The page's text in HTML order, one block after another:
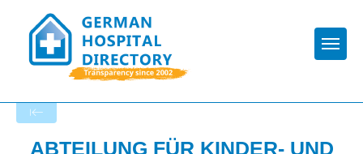
ABTEILUNG FÜR KINDER- UND